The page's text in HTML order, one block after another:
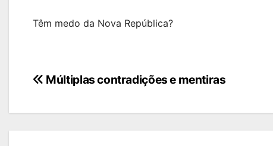
Têm medo da Nova República?
Navegação
Múltiplas contradições e mentiras